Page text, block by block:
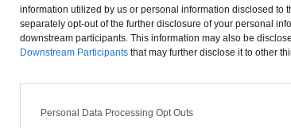
information utilized by us or personal information disclosed to
separately opt-out of the further disclosure of your personal
downstream participants. This information may also be
Downstream Participants that may further disclose it to other
Personal Data Processing Opt Outs
LE TEIN